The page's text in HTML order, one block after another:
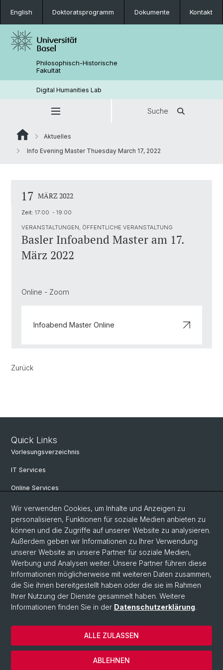
English Doktoratsprogramm Dokumente Kontakt
Philosophisch-Historische
Fakultät
Digital Humanities Lab
Suche
Aktuelles
Info Evening Master Thuesday March 17, 2022
17 MÄRZ 2022
Zeit: 17:00 - 19:00
VERANSTALTUNGEN, ÖFFENTLICHE VERANSTALTUNG
Basler Infoabend Master am 17.
März 2022
Online - Zoom
Infoabend Master Online
Zurück
Quick Links
Vorlesungsverzeichnis
IT Services
Online Services
Personensuche
PhD Programm
Dokumente & Links
News & Events
© Universität Basel
Datenschutzerklärung
Philosophisch-Historische Fakultät
Wir verwenden Cookies, um Inhalte und Anzeigen zu
personalisieren, Funktionen für soziale Medien anbieten zu
können und die Zugriffe auf unserer Website zu analysieren.
Außerdem geben wir Informationen zu Ihrer Verwendung
unserer Website an unsere Partner für soziale Medien,
Werbung und Analysen weiter. Unsere Partner führen diese
Informationen möglicherweise mit weiteren Daten zusammen,
die Sie ihnen bereitgestellt haben oder die sie im Rahmen
Ihrer Nutzung der Dienste gesammelt haben. Weitere
Informationen finden Sie in der Datenschutzerklärung.
ABLEHNEN
ALLE ZULASSEN